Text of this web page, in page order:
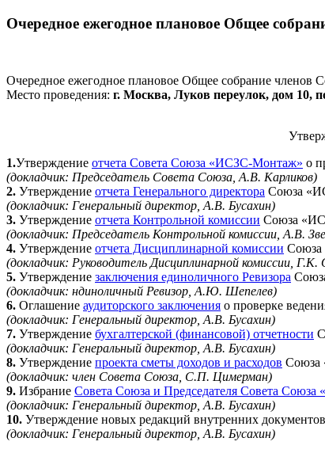
Очередное ежегодное плановое Общее
Очередное ежегодное плановое Общее собрание
Место проведения: г. Москва, Луков переулок, дом 10,
1.Утверждение отчета Совета Союза «ИСЗС-Монтаж» о
(докладчик: Председатель Совета Союза, А.В. Карликов)
2. Утверждение отчета Генерального директора Союза
(докладчик: Генеральный директор, А.В. Бусахин)
3. Утверждение отчета Контрольной комиссии Союза
(докладчик: Председатель Контрольной комиссии, А.В.
4. Утверждение отчета Дисциплинарной комиссии Союза
(докладчик: Руководитель Дисциплинарной комиссии, Г.К.
5. Утверждение заключения единоличного Ревизора
(докладчик: ндиноличный Ревизор, А.Ю. Шепелев)
6. Оглашение аудиторского заключения о проверке
(докладчик: Генеральный директор, А.В. Бусахин)
7. Утверждение бухгалтерской (финансовой) отчетности
(докладчик: Генеральный директор, А.В. Бусахин)
8. Утверждение проекта сметы доходов и расходов Союза
(докладчик: член Совета Союза, С.П. Цимерман)
9. Избрание Совета Союза и Председателя Совета
(докладчик: Генеральный директор, А.В. Бусахин)
10. Утверждение новых редакций внутренних
(докладчик: Генеральный директор, А.В. Бусахин)